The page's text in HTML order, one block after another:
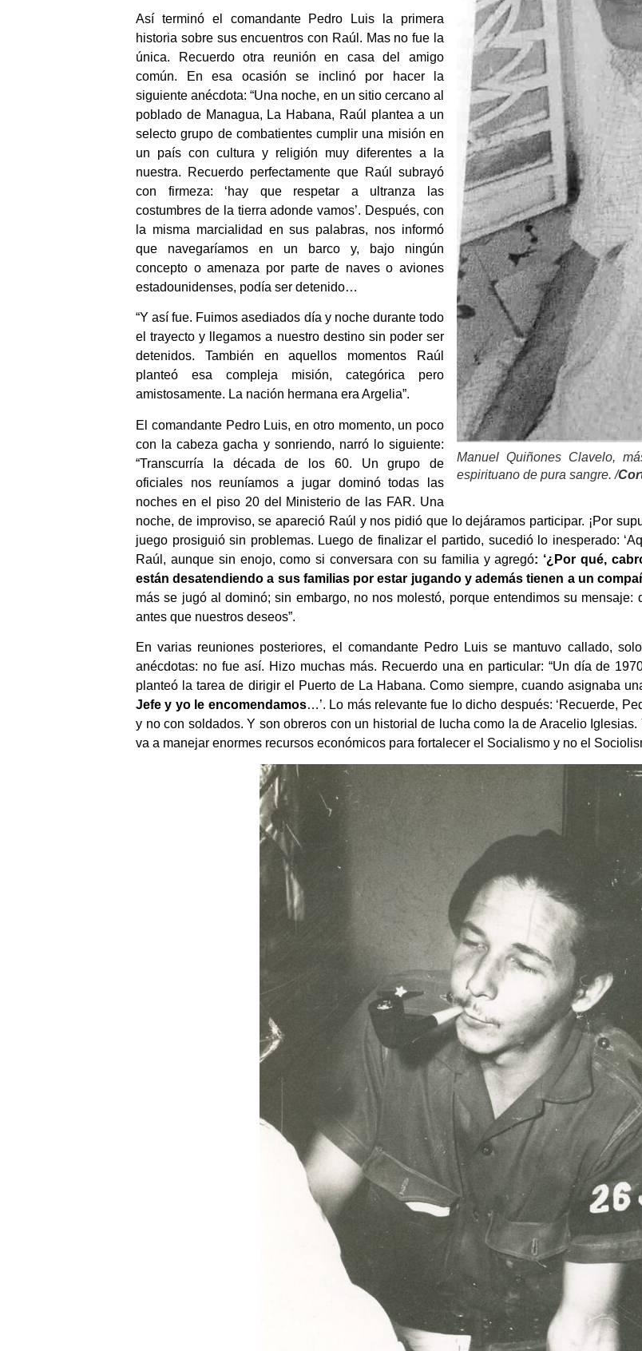
Manuel Quiñones Clavelo,
espirituano de pura sangre. /
Así terminó el comandante Pedro Luis la primera
historia sobre sus encuentros con Raúl. Mas no fue la
única. Recuerdo otra reunión en casa del amigo
común. En esa ocasión se inclinó por hacer la
siguiente anécdota: “Una noche, en un sitio cercano al
poblado de Managua, La Habana, Raúl plantea a un
selecto grupo de combatientes cumplir una misión en
un país con cultura y religión muy diferentes a la
nuestra. Recuerdo perfectamente que Raúl subrayó
con firmeza: ‘hay que respetar a ultranza las
costumbres de la tierra adonde vamos’. Después, con
la misma marcialidad en sus palabras, nos informó
que navegaríamos en un barco y, bajo ningún
concepto o amenaza por parte de naves o aviones
estadounidenses, podía ser detenido…
“Y así fue. Fuimos asediados día y noche durante todo
el trayecto y llegamos a nuestro destino sin poder ser
detenidos. También en aquellos momentos Raúl
planteó esa compleja misión, categórica pero
amistosamente. La nación hermana era Argelia”.
El comandante Pedro Luis, en otro momento, un poco
con la cabeza gacha y sonriendo, narró lo siguiente:
“Transcurría la década de los 60. Un grupo de
oficiales nos reuníamos a jugar dominó todas las
noches en el piso 20 del Ministerio de las FAR. Una
noche, de improviso, se apareció Raúl y nos pidió que lo dejáramos participar. ¡Por
juego prosiguió sin problemas. Luego de finalizar el partido, sucedió lo inesperado:
Raúl, aunque sin enojo, como si conversara con su familia y agregó: ‘¿Por qué,
están desatendiendo a sus familias por estar jugando y además tienen a un
más se jugó al dominó; sin embargo, no nos molestó, porque entendimos su
antes que nuestros deseos”.
En varias reuniones posteriores, el comandante Pedro Luis se mantuvo callado,
anécdotas: no fue así. Hizo muchas más. Recuerdo una en particular: “Un día de
planteó la tarea de dirigir el Puerto de La Habana. Como siempre, cuando asignaba
Jefe y yo le encomendamos…’. Lo más relevante fue lo dicho después: ‘Recuerde,
y no con soldados. Y son obreros con un historial de lucha como la de Aracelio
va a manejar enormes recursos económicos para fortalecer el Socialismo y no el